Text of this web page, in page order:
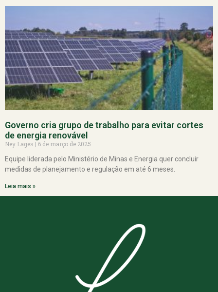
Governo cria grupo de trabalho para evitar cortes
de energia renovável
Ney Lages
6 de março de 2025
Equipe liderada pelo Ministério de Minas e Energia quer concluir
medidas de planejamento e regulação em até 6 meses.
Leia mais »